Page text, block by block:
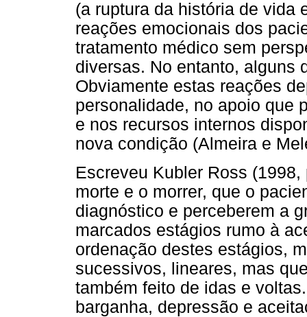
(a ruptura da história de vida
reações emocionais dos
tratamento médico sem
diversas. No entanto, alguns
Obviamente estas reações
personalidade, no apoio que
e nos recursos internos
nova condição (Almeira e
Escreveu Kubler Ross
morte e o morrer, que o
diagnóstico e perceberem a
marcados estágios rumo à
ordenação destes estágios,
sucessivos, lineares, mas
também feito de idas e
barganha, depressão e